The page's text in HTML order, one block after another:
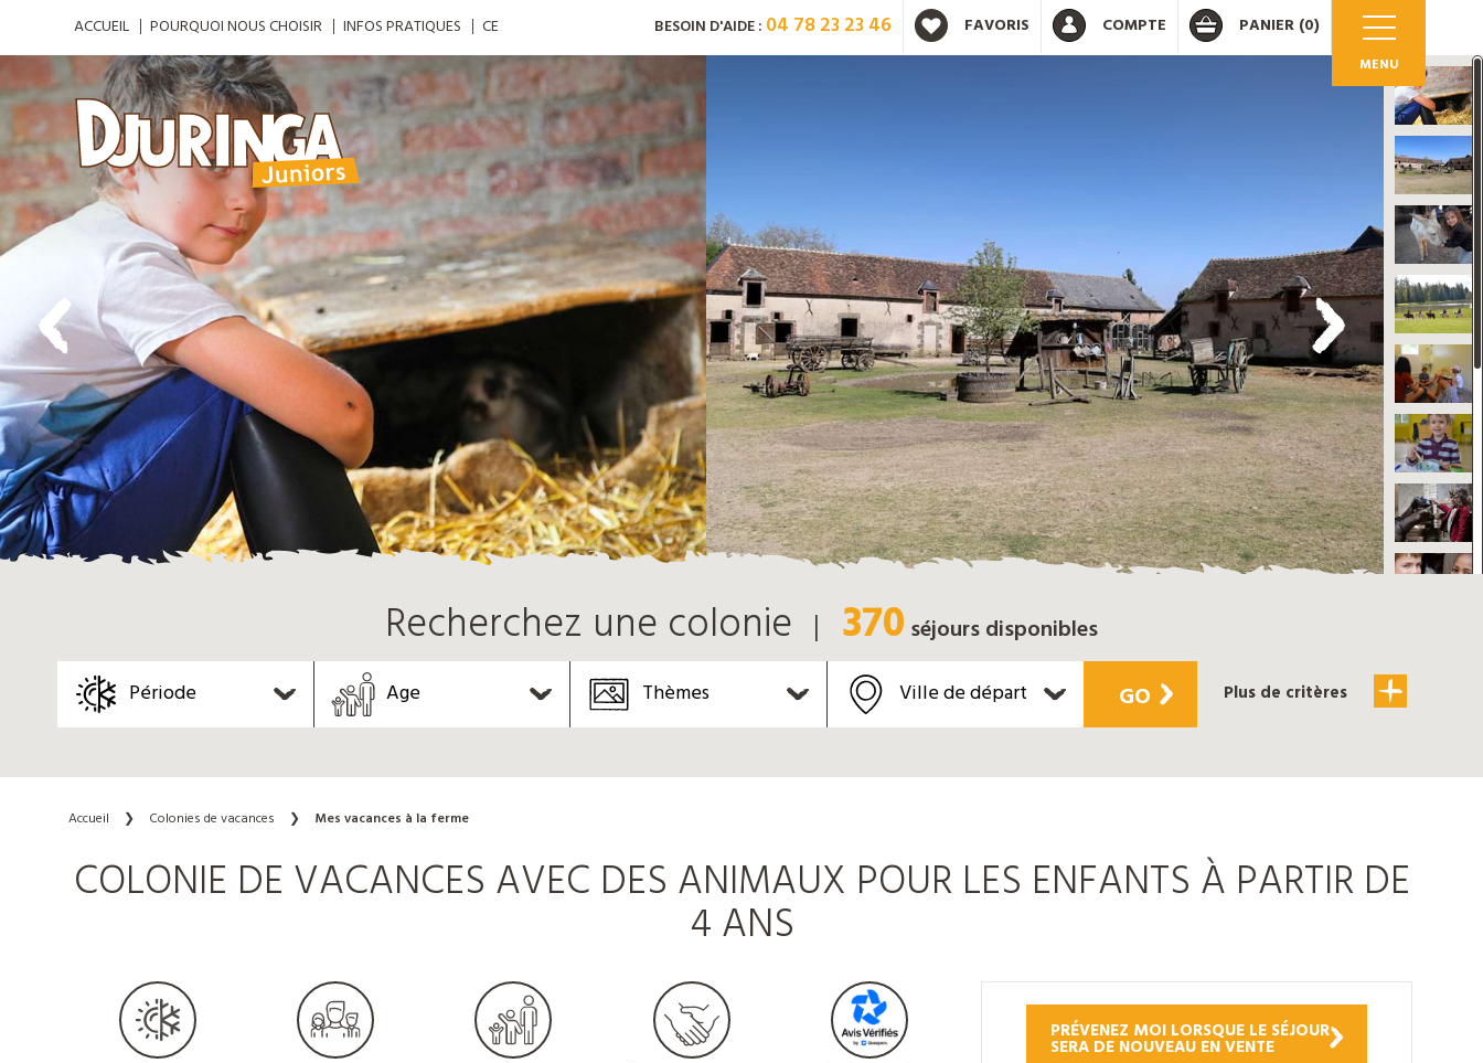
MENU
PANIER (0)
COMPTE
Mot de passe oublié ?
Nouveau client ? Créez votre compte
FAVORIS
BESOIN D'AIDE : 04 78 23 23 46
ACCUEIL POURQUOI NOUS CHOISIR INFOS PRATIQUES CE
Recherchez une colonie 370 séjoursdisponibles
Période Age Thèmes Ville de départ GO Plus de critères
Accueil ❯ Colonies de vacances ❯ Mes vacances à la ferme
COLONIE DE VACANCES AVEC DES ANIMAUX POUR LES ENFANTS À PARTIR DE
4 ANS
PRÉVENEZ MOI LORSQUE LE SÉJOUR
SERA DE NOUVEAU EN VENTE